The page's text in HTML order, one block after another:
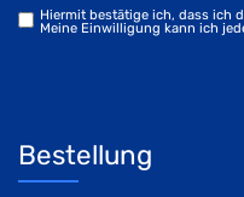
Hiermit bestätige ich, dass ich
Meine Einwilligung kann ich
Bestellung